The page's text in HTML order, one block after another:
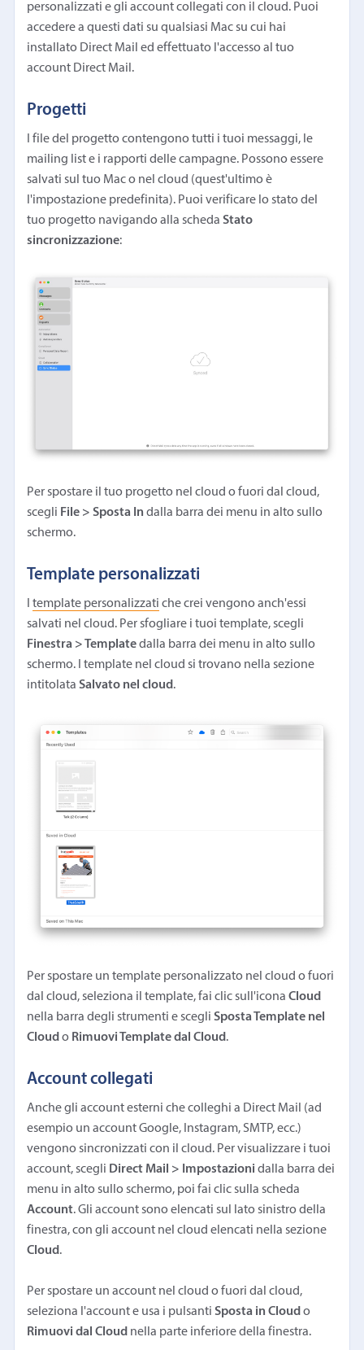
personalizzati e gli account collegati con il cloud. Puoi
accedere a questi dati su qualsiasi Mac su cui hai
installato Direct Mail ed effettuato l'accesso al tuo
account Direct Mail.
Progetti
I file del progetto contengono tutti i tuoi messaggi, le
mailing list e i rapporti delle campagne. Possono essere
salvati sul tuo Mac o nel cloud (quest'ultimo è
l'impostazione predefinita). Puoi verificare lo stato del
tuo progetto navigando alla scheda Stato
sincronizzazione:
Per spostare il tuo progetto nel cloud o fuori dal cloud,
scegli File > Sposta In dalla barra dei menu in alto sullo
schermo.
Template personalizzati
Itemplate personalizzati che crei vengono anch'essi
salvati nel cloud. Per sfogliare i tuoi template, scegli
Finestra > Templatedalla barra dei menu in alto sullo
schermo. I template nel cloud si trovano nella sezione
intitolata Salvato nel cloud.
Per spostare un template personalizzato nel cloud o fuori
dal cloud, seleziona il template, fai clic sull'iconaCloud
nella barra degli strumenti e scegli Sposta Template nel
Cloud o Rimuovi Template dal Cloud.
Account collegati
Anche gli account esterni che colleghi a Direct Mail (ad
esempio un account Google, Instagram, SMTP, ecc.)
vengono sincronizzati con il cloud. Per visualizzare i tuoi
account, scegli Direct Mail > Impostazioni dalla barra dei
menu in alto sullo schermo, poi fai clic sulla scheda
Account. Gli account sono elencati sul lato sinistro della
finestra, con gli account nel cloud elencati nella sezione
Cloud.
Per spostare un account nel cloud o fuori dal cloud,
seleziona l'account e usa i pulsanti Sposta in Cloud o
Rimuovi dal Cloud nella parte inferiore della finestra.